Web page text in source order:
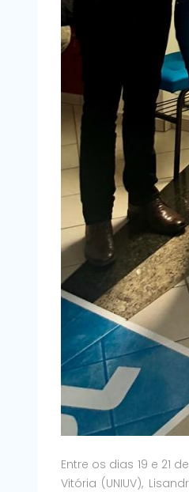
Entre os dias 19 e 21
Vitória (UNIUV),